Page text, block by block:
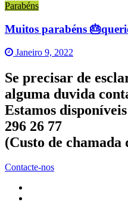
Parabéns
Muitos parabéns
Janeiro 9, 2022
Se precisar de
alguma duvida
Estamos
296 26 77
(Custo de
Contacte-nos